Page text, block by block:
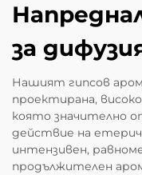
за
Нашият гипсов
проектирана,
която значително
действие на
интензивен,
продължителен